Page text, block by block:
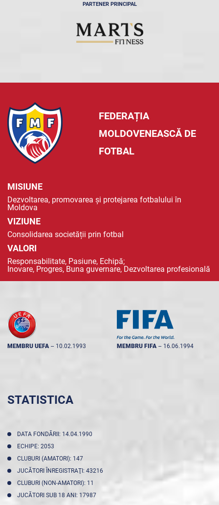
PARTENER PRINCIPAL
FEDERAȚIA
MOLDOVENEASCĂ DE
FOTBAL
MISIUNE
Dezvoltarea, promovarea și protejarea fotbalului în
Moldova
VIZIUNE
Consolidarea societății prin fotbal
VALORI
Responsabilitate, Pasiune, Echipă;
Inovare, Progres, Buna guvernare, Dezvoltarea profesională
MEMBRU UEFA -- 10.02.1993 MEMBRU FIFA -- 16.06.1994
STATISTICA
DATA FONDĂRII: 14.04.1990
ECHIPE: 2053
CLUBURI (AMATORI): 147
JUCĂTORI ÎNREGISTRAŢI: 43216
CLUBURI (NON-AMATORI): 11
JUCĂTORI SUB 18 ANI: 17987